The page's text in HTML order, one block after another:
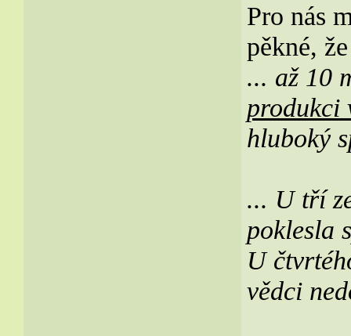
Pro nás
pěkné,
... až 10
produkci
hluboký
... U tří
poklesla
U
vědci